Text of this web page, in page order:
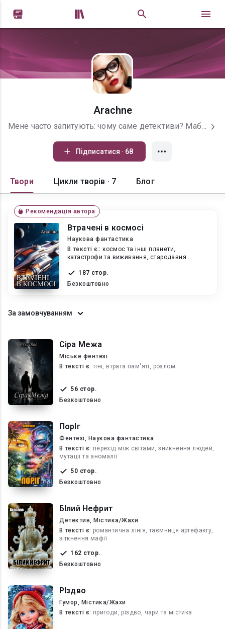
 
Arachne
Мене часто запитують: чому саме детективи? Мабуть, усе просто — я люблю загадки. Ті, що приховані між рядків, у мотивах людей, у мовчанні свідків. Я не лише пишу детективи — мене захоплює все загадкове: містика, давні легенди, зниклі цивілізації, паралельні світи, а ще — реальна робота поліції та приватних детективів. Чому саме це? Можливо, через того самого героя — сильного, впертого, іноді занадто серйозного, який усе ж таки рятує емоційну (іноді розлючену) блондинку. У моїй голові завжди гамірно: персонажі шепочуть, сперечаються, штовхаються, вимагаючи, щоб я нарешті написала їхню історію. І я пишу. Бо кожна нова книга — це новий світ. А я люблю їх створювати. Мій гурт на ТГ Літературний жанр: https://t.me/arachne024
Підписатися · 68
Твори Цикли творів · 7 Блог
Рекомендація автора
Втрачені в космосі
Наукова фантастика
В текcті є:: космос та інші планети,
катастрофи та виживання, стародавня
187 стор.
Безкоштовно
За замовчуванням
Сіра Межа
Міське фентезі
В текcті є:тіні, втрата пам'яті, розлом
56 стор.
Безкоштовно
ПорІг
Фентезі, Наукова фантастика
В текcті є: перехід між світами, зникнення людей,
мутації та аномалії
50 стор.
Безкоштовно
БІлий Нефрит
Детектив, Містика/Жахи
В текcті є: романтична лінія, таємниця артефакту,
зіткнення мафії
162 стор.
Безкоштовно
РІздво
Гумор, Містика/Жахи
В текcті є: пригоди, різдво, чари та містика